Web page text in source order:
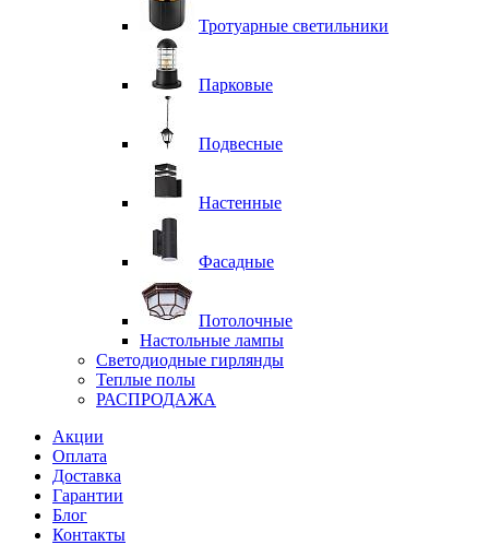
Тротуарные светильники
Парковые
Подвесные
Настенные
Фасадные
Потолочные
Настольные лампы
Светодиодные гирлянды
Теплые полы
РАСПРОДАЖА
Акции
Оплата
Доставка
Гарантии
Блог
Контакты